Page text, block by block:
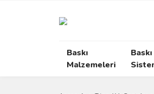
Baskı
Malzemeleri
Baskı